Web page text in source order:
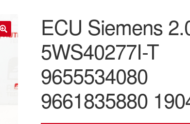
ECU Siemens
5WS40277I-T
9655534080
9661835880